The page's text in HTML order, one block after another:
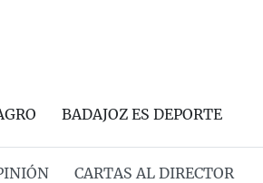
BADAJOZ ES DEPORTE
CARTAS AL DIRECTOR